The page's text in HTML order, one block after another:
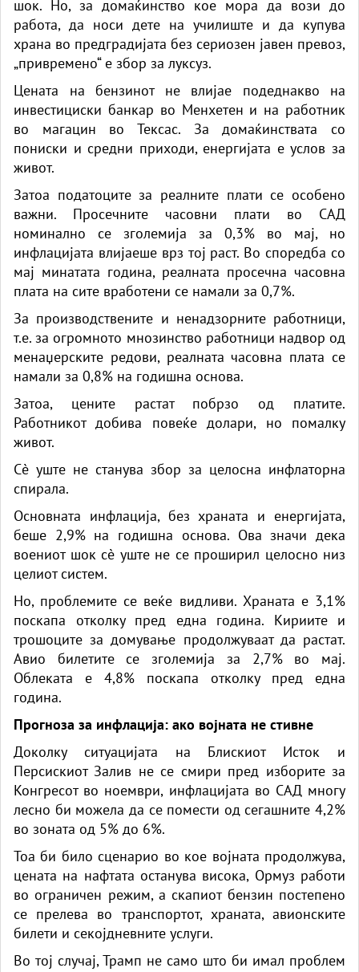
шок. Но, за домаќинство кое мора да вози до
работа, да носи дете на училиште и да купува
храна во предградијата без сериозен јавен превоз,
„привремено“ е збор за луксуз.
Цената на бензинот не влијае подеднакво на
инвестициски банкар во Менхетен и на работник
во магацин во Тексас. За домаќинствата со
пониски и средни приходи, енергијата е услов за
живот.
Затоа податоците за реалните плати се особено
важни. Просечните часовни плати во САД
номинално се зголемија за 0,3% во мај, но
инфлацијата влијаеше врз тој раст. Во споредба со
мај минатата година, реалната просечна часовна
плата на сите вработени се намали за 0,7%.
За производствените и ненадзорните работници,
т.е. за огромното мнозинство работници надвор од
менаџерските редови, реалната часовна плата се
намали за 0,8% на годишна основа.
Затоа, цените растат побрзо од платите.
Работникот добива повеќе долари, но помалку
живот.
Сè уште не станува збор за целосна инфлаторна
спирала.
Основната инфлација, без храната и енергијата,
беше 2,9% на годишна основа. Ова значи дека
воениот шок сè уште не се проширил целосно низ
целиот систем.
Но, проблемите се веќе видливи. Храната е 3,1%
поскапа отколку пред една година. Кириите и
трошоците за домување продолжуваат да растат.
Авио билетите се зголемија за 2,7% во мај.
Облеката е 4,8% поскапа отколку пред една
година.
Прогноза за инфлација: ако војната не стивне
Доколку ситуацијата на Блискиот Исток и
Персискиот Залив не се смири пред изборите за
Конгресот во ноември, инфлацијата во САД многу
лесно би можела да се помести од сегашните 4,2%
во зоната од 5% до 6%.
Тоа би било сценарио во кое војната продолжува,
цената на нафтата останува висока, Ормуз работи
во ограничен режим, а скапиот бензин постепено
се прелева во транспортот, храната, авионските
билети и секојдневните услуги.
Во тој случај, Трамп не само што би имал проблем